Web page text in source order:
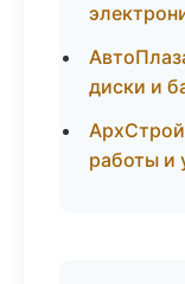
диски и
работы и